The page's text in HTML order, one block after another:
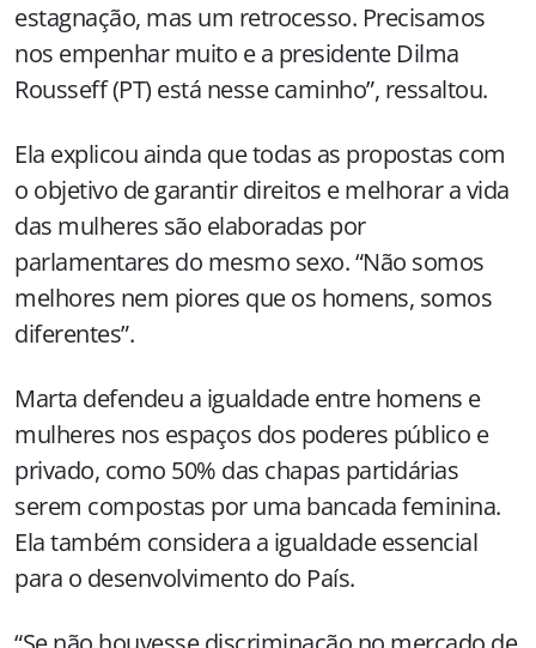
estagnação, mas um retrocesso. Precisamos
nos empenhar muito e a presidente Dilma
Rousseff (PT) está nesse caminho”, ressaltou.
Ela explicou ainda que todas as propostas com
o objetivo de garantir direitos e melhorar a vida
das mulheres são elaboradas por
parlamentares do mesmo sexo. “Não somos
melhores nem piores que os homens, somos
diferentes”.
Marta defendeu a igualdade entre homens e
mulheres nos espaços dos poderes público e
privado, como 50% das chapas partidárias
serem compostas por uma bancada feminina.
Ela também considera a igualdade essencial
para o desenvolvimento do País.